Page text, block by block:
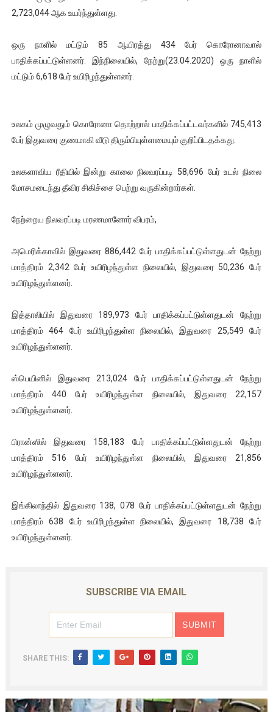
வலிமை தான் அஜித் திரைப்பயணத்திலே அதிக காலெக்ஷன் செய்த
2,723,044 ஆக உயர்ந்துள்ளது.
ஒரு நாளில் மட்டும் 85 ஆயிரத்து 434 பேர் கொரோனாவால்
பாதிக்கப்பட்டுள்ளனர். இந்நிலையில், நேற்று(23.04.2020) ஒரு நாளில்
மட்டும் 6,618 பேர் உயிரிழந்துள்ளனர்.
உலகம் முழுவதும் கொரோனா தொற்றால் பாதிக்கப்பட்டவர்களில் 745,413
பேர் இதுவரை குணமாகி வீடு திரும்பியுள்ளமையும் குறிப்பிடதக்கது.
உலகளாவிய ரீதியில் இன்று காலை நிலவரப்படி 58,696 பேர் உடல் நிலை
மோசமடைந்து தீவிர சிகிச்சை பெற்று வருகின்றார்கள்.
நேற்றைய நிலவரப்படி மரணமானோர் விபரம்,
அமெரிக்காவில் இதுவரை 886,442 பேர் பாதிக்கப்பட்டுள்ளதுடன் நேற்று
மாத்திரம் 2,342 பேர் உயிரிழந்துள்ள நிலையில், இதுவரை 50,236 பேர்
உயிரிழந்துள்ளனர்.
இத்தாலியில் இதுவரை 189,973 பேர் பாதிக்கப்பட்டுள்ளதுடன் நேற்று
மாத்திரம் 464 பேர் உயிரிழந்துள்ள நிலையில், இதுவரை 25,549 பேர்
உயிரிழந்துள்ளனர்.
ஸ்பெயினில் இதுவரை 213,024 பேர் பாதிக்கப்பட்டுள்ளதுடன் நேற்று
மாத்திரம் 440 பேர் உயிரிழந்துள்ள நிலையில், இதுவரை 22,157
உயிரிழந்துள்ளனர்.
பிரான்ஸில் இதுவரை 158,183 பேர் பாதிக்கப்பட்டுள்ளதுடன் நேற்று
மாத்திரம் 516 பேர் உயிரிழந்துள்ள நிலையில், இதுவரை 21,856
உயிரிழந்துள்ளனர்.
இங்கிலாந்தில் இதுவரை 138, 078 பேர் பாதிக்கப்பட்டுள்ளதுடன் நேற்று
மாத்திரம் 638 பேர் உயிரிழந்துள்ள நிலையில், இதுவரை 18,738 பேர்
உயிரிழந்துள்ளனர்.
SUBSCRIBE VIA EMAIL
SHARE THIS: